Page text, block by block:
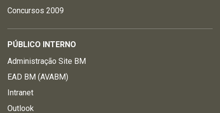
Concursos 2009
PÚBLICO INTERNO
Administração Site BM
EAD BM (AVABM)
Intranet
Outlook